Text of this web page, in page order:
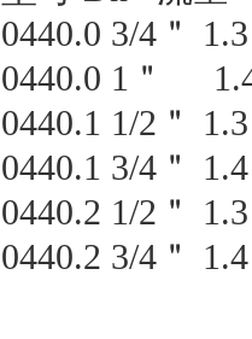
0440.0 3/4 ＂
1.3
0440.0 1 ＂
0440.1 1/2 ＂
1.3
0440.1 3/4 ＂
1.4
0440.2 1/2 ＂
1.3
0440.2 3/4 ＂ 1.4